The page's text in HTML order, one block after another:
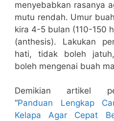
menyebabkan rasanya
mutu rendah. Umur
kira 4-5 bulan (110-150
(anthesis). Lakukan
hati, tidak boleh
boleh mengenai buah
Demikian artikel
“Panduan Lengkap
Kelapa Agar Cepat